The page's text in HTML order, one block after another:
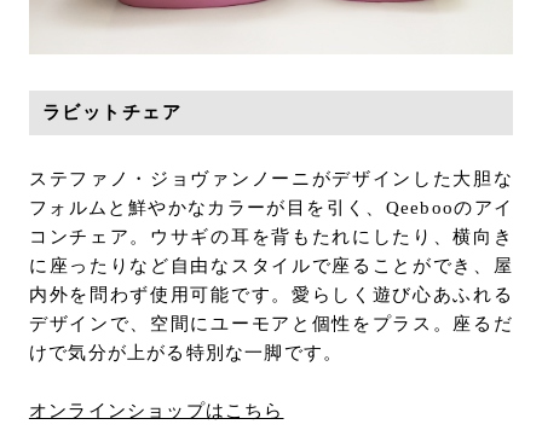
ラビットチェア
ステファノ・ジョヴァンノーニがデザインした大胆な
フォルムと鮮やかなカラーが目を引く、Qeebooのアイ
コンチェア。ウサギの耳を背もたれにしたり、横向き
に座ったりなど自由なスタイルで座ることができ、屋
内外を問わず使用可能です。愛らしく遊び心あふれる
デザインで、空間にユーモアと個性をプラス。座るだ
けで気分が上がる特別な一脚です。
オンラインショップはこちら